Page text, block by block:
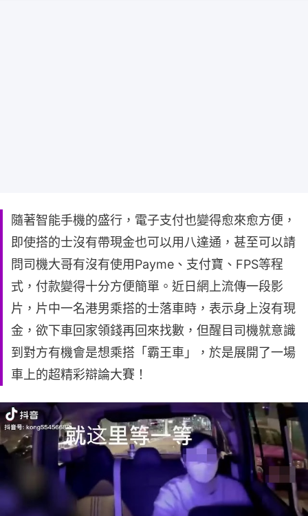
隨著智能手機的盛行，電子支付也變得愈來愈方便，
即使搭的士沒有帶現金也可以用八達通，甚至可以請
問司機大哥有沒有使用Payme、支付寶、FPS等程
式，付款變得十分方便簡單。近日網上流傳一段影
片，片中一名港男乘搭的士落車時，表示身上沒有現
金，欲下車回家領錢再回來找數，但醒目司機就意識
到對方有機會是想乘搭「霸王車」，於是展開了一場
車上的超精彩辯論大賽！